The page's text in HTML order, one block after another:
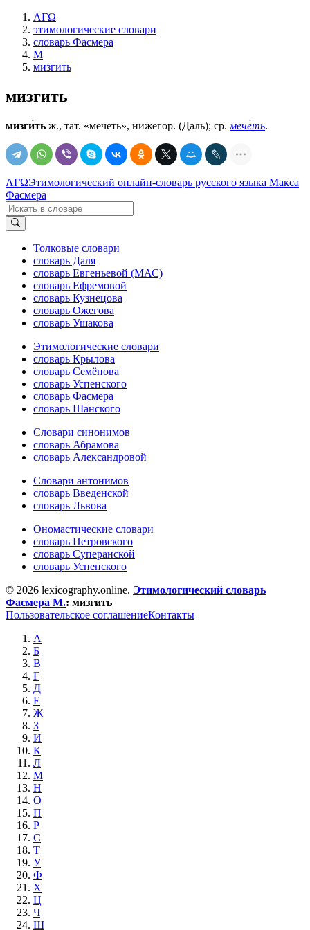
ΛΓΩ
этимологические словари
словарь Фасмера
М
мизгить
мизгить
мизги́ть ж., тат. «мечеть», нижегор. (Даль); ср. мече́ть.
ΛΓΩЭтимологический онлайн-словарь русского языка Макса
Фасмера
Толковые словари
словарь Даля
словарь Евгеньевой (МАС)
словарь Ефремовой
словарь Кузнецова
словарь Ожегова
словарь Ушакова
Этимологические словари
словарь Крылова
словарь Семёнова
словарь Успенского
словарь Фасмера
словарь Шанского
Словари синонимов
словарь Абрамова
словарь Александровой
Словари антонимов
словарь Введенской
словарь Львова
Ономастические словари
словарь Петровского
словарь Суперанской
словарь Успенского
© 2026 lexicography.online. Этимологический словарь
Фасмера М.: мизгить
Пользовательское соглашениеКонтакты
А
Б
В
Г
Д
Е
Ж
З
И
К
Л
М
Н
О
П
Р
С
Т
У
Ф
Х
Ц
Ч
Ш